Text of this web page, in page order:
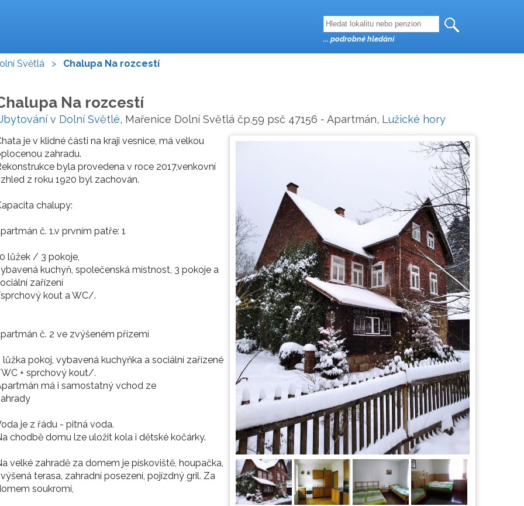
Světlá > Chalupa Na rozcestí
Na rozcestí
v Dolní Světlé, Mařenice Dolní Světlá čp.59 psč 47156 - Apartmán, Lužické hory
je v klidné části na kraji vesnice, má velkou
zahradu.
byla provedena v roce 2017,venkovní
z roku 1920 byl zachován.
chalupy:
č. 1.v prvním patře: 1
lůžek / 3 pokoje,
kuchyň, společenská místnost, 3 pokoje a
zařízení
kout a WC/.
č. 2 ve zvýšeném přízemí
lůžka pokoj, vybavená kuchyňka a sociální zařízené
+ sprchový kout/.
má i samostatný vchod ze
je z řádu - pitná voda.
chodbě domu lze uložit kola i dětské kočárky.
velké zahradě za domem je pískoviště, houpačka,
terasa, zahradní posezení, pojízdný gril. Za
soukromí,
... podrobné hledání